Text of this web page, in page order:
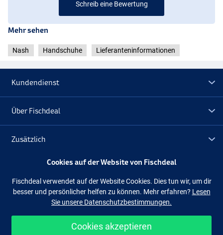
Schreib eine Bewertung
Mehr sehen
Nash Handschuhe Lieferanteninformationen
Kundendienst
Über Fischdeal
Zusätzlich
Lagerräumung
Facebook
Cookies auf der Website von Fischdeal
Fischdeal verwendet auf der Website Cookies. Dies tun wir, um dir
besser und persönlicher helfen zu können. Mehr erfahren? Lesen
Sie unsere Datenschutzbestimmungen.
Cookies akzeptieren